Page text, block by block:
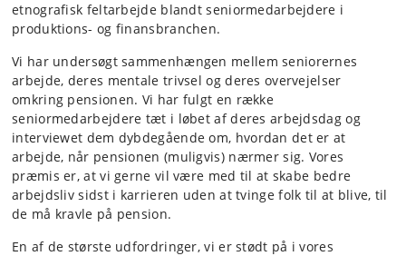
etnografisk feltarbejde blandt seniormedarbejdere i
produktions- og finansbranchen.
Vi har undersøgt sammenhængen mellem seniorernes
arbejde, deres mentale trivsel og deres overvejelser
omkring pensionen. Vi har fulgt en række
seniormedarbejdere tæt i løbet af deres arbejdsdag og
interviewet dem dybdegående om, hvordan det er at
arbejde, når pensionen (muligvis) nærmer sig. Vores
præmis er, at vi gerne vil være med til at skabe bedre
arbejdsliv sidst i karrieren uden at tvinge folk til at blive, til
de må kravle på pension.
En af de største udfordringer, vi er stødt på i vores